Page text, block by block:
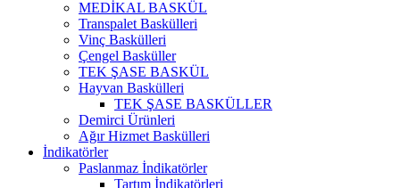
MEDİKAL BASKÜL
Transpalet Baskülleri
Vinç Baskülleri
Çengel Basküller
TEK ŞASE BASKÜL
Hayvan Baskülleri
TEK ŞASE BASKÜLLER
Demirci Ürünleri
Ağır Hizmet Baskülleri
İndikatörler
Paslanmaz İndikatörler
Tartım İndikatörleri